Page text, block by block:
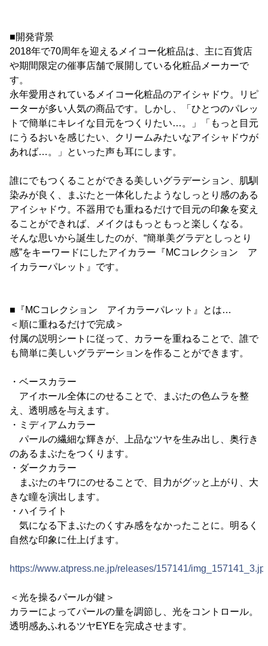
■開発背景
2018年で70周年を迎えるメイコー化粧品は、主に百貨店
や期間限定の催事店舗で展開している化粧品メーカーで
す。
永年愛用されているメイコー化粧品のアイシャドウ。リピ
ーターが多い人気の商品です。しかし、「ひとつのパレッ
トで簡単にキレイな目元をつくりたい…。」「もっと目元
にうるおいを感じたい、クリームみたいなアイシャドウが
あれば…。」といった声も耳にします。
誰にでもつくることができる美しいグラデーション、肌馴
染みが良く、まぶたと一体化したようなしっとり感のある
アイシャドウ。不器用でも重ねるだけで目元の印象を変え
ることができれば、メイクはもっともっと楽しくなる。
そんな思いから誕生したのが、“簡単美グラデとしっとり
感”をキーワードにしたアイカラー『MCコレクション ア
イカラーパレット』です。
■『MCコレクション アイカラーパレット』とは…
＜順に重ねるだけで完成＞
付属の説明シートに従って、カラーを重ねることで、誰で
も簡単に美しいグラデーションを作ることができます。
・ベースカラー
アイホール全体にのせることで、まぶたの色ムラを整
え、透明感を与えます。
・ミディアムカラー
パールの繊細な輝きが、上品なツヤを生み出し、奥行き
のあるまぶたをつくります。
・ダークカラー
まぶたのキワにのせることで、目力がグッと上がり、大
きな瞳を演出します。
・ハイライト
気になる下まぶたのくすみ感をなかったことに。明るく
自然な印象に仕上げます。
https://www.atpress.ne.jp/releases/157141/
＜光を操るパールが鍵＞
カラーによってパールの量を調節し、光をコントロール。
透明感あふれるツヤEYEを完成させます。